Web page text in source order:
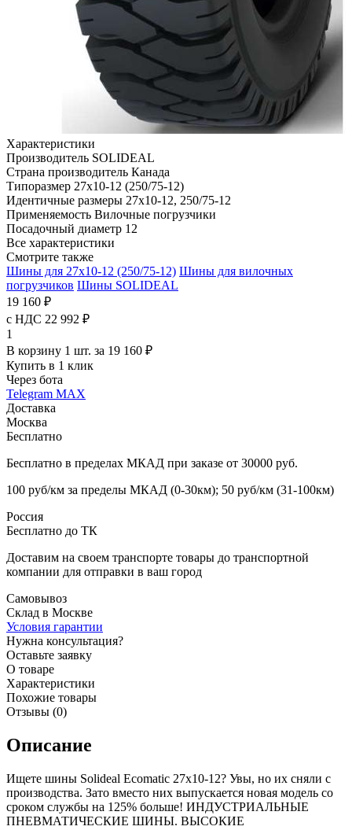
Характеристики
Производитель SOLIDEAL
Страна производитель Канада
Типоразмер 27x10-12 (250/75-12)
Идентичные размеры 27x10-12, 250/75-12
Применяемость Вилочные погрузчики
Посадочный диаметр 12
Все характеристики
Смотрите также
Шины для 27x10-12 (250/75-12) Шины для вилочных
погрузчиков Шины SOLIDEAL
19 160 ₽
с НДС 22 992 ₽
1
В корзину 1 шт. за 19 160 ₽
Купить в 1 клик
Через бота
Telegram MAX
Доставка
Москва
Бесплатно
Бесплатно в пределах МКАД при заказе от 30000 руб.
100 руб/км за пределы МКАД (0-30км); 50 руб/км (31-100км)
Россия
Бесплатно до ТК
Доставим на своем транспорте товары до транспортной
компании для отправки в ваш город
Самовывоз
Склад в Москве
Условия гарантии
Нужна консультация?
Оставьте заявку
О товаре
Характеристики
Похожие товары
Отзывы (0)
Описание
Ищете шины Solideal Ecomatic 27x10-12? Увы, но их сняли с
производства. Зато вместо них выпускается новая модель со
сроком службы на 125% больше! ИНДУСТРИАЛЬНЫЕ
ПНЕВМАТИЧЕСКИЕ ШИНЫ. ВЫСОКИЕ